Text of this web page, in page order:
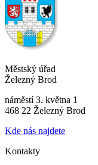
Městský úřad
Železný Brod
náměstí 3. května 1
468 22 Železný Brod
Kde nás najdete
Kontakty